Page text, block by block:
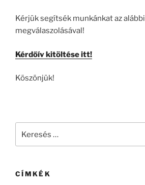
Kérjük segítsék munkánkat az
megválaszolásával!
Kérdőív kitöltése itt!
Köszönjük!
CÍMKÉK